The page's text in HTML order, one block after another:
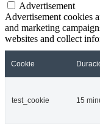
Advertisement
Advertisement cookies
and marketing
websites and collect
Cookie
test_cookie 15